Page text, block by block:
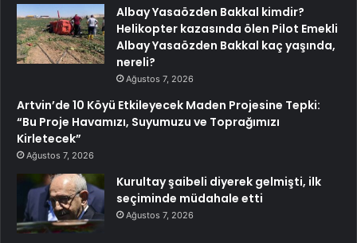
Albay Yasaözden Bakkal kimdir?
Helikopter kazasında ölen Pilot Emekli
Albay Yasaözden Bakkal kaç yaşında,
nereli?
Ağustos 7, 2026
Artvin’de 10 Köyü Etkileyecek Maden Projesine Tepki:
“Bu Proje Havamızı, Suyumuzu ve Toprağımızı
Kirletecek”
Ağustos 7, 2026
Kurultay şaibeli diyerek gelmişti, ilk
seçiminde müdahale etti
Ağustos 7, 2026